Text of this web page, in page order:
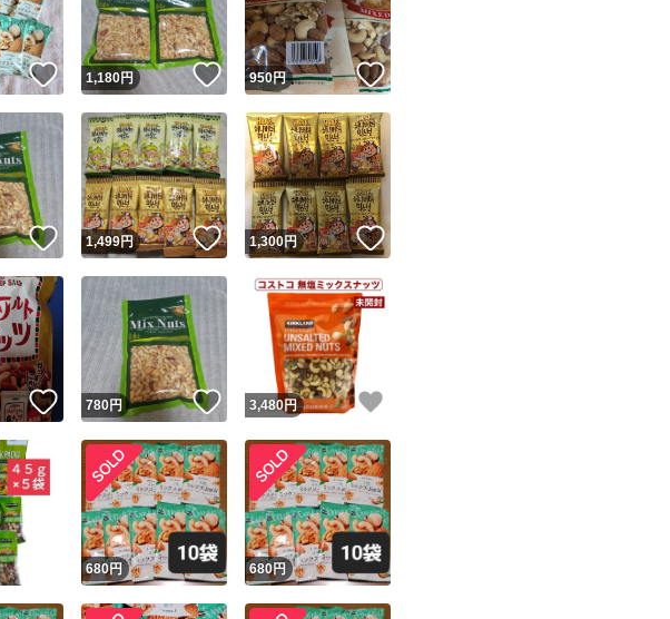
他フリマ実績◯+ このユーザーは他フリマサービスでの取引実績があります
スピード&安心発送
※このバッジは実績に基づく表示であり、発送を保証しているものではありません
スピード＆安心発送
このユーザーは高頻度で24時間以内＆設定した発送日数内に発送してい
ます
スピード発送 このユーザーは高頻度で24時間以内に発送しています
安心発送 このユーザーは設定した発送日数内に発送しています
出品ページへ
キャンセル
いいね！
1,180円 いいね！
950円 いいね！
いいね！
1,499円 いいね！
1,300円 いいね！
いいね！
780円 いいね！
3,480円
680円 680円